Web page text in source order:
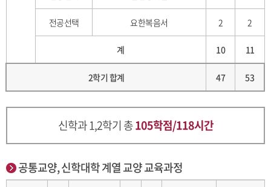
전공선택 요한복음서 2 2
계 10 11
2학기 합계 47 53
신학과 1,2학기 총105학점/118시간
공통교양, 신학대학 계열 교양 교육과정